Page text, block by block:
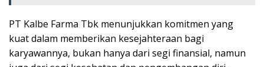
PT Kalbe Farma Tbk menunjukkan komitmen yang
kuat dalam memberikan kesejahteraan bagi
karyawannya, bukan hanya dari segi finansial, namun